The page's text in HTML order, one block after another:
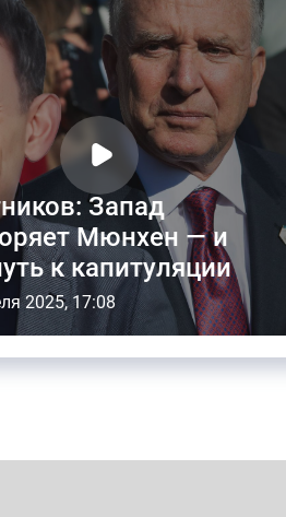
Запад
Мюнхен — и
к капитуляции
2025, 17:08